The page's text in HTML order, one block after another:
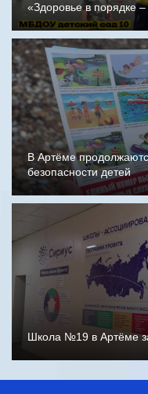
«Здоровье в порядке
В Артёме
безопасности детей
Школа №19 в Артёме